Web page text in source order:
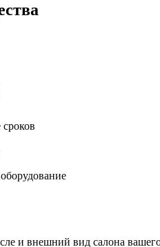
и внешний вид салона